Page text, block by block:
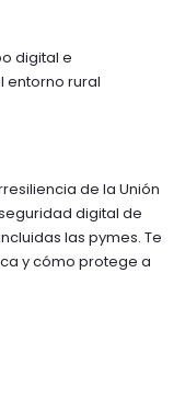
digital e
entorno rural
de la Unión
digital de
las pymes. Te
y cómo protege a